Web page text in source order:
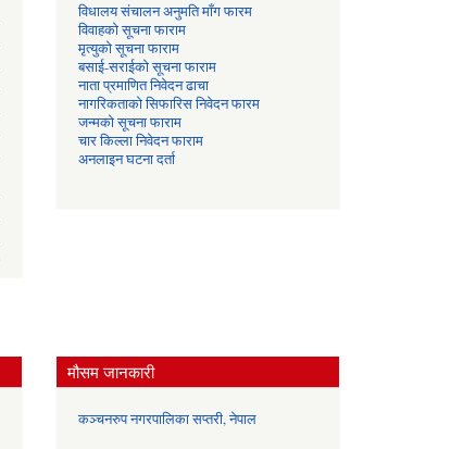
विधालय संचालन अनुमति माँग फारम
विवाहको सूचना फाराम
मृत्युको सूचना फाराम
बसाई-सराईको सूचना फाराम
नाता प्रमाणित निवेदन ढाचा
नागरिकताको सिफारिस निवेदन फारम
जन्मको सूचना फाराम
चार किल्ला निवेदन फाराम
अनलाइन घटना दर्ता
मौसम जानकारी
कञ्चनरुप नगरपालिका सप्तरी, नेपाल